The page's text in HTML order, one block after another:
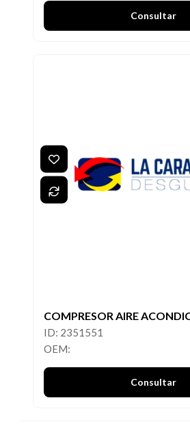
Consultar
COMPRESOR AIRE
ID: 2351551
OEM:
Consultar